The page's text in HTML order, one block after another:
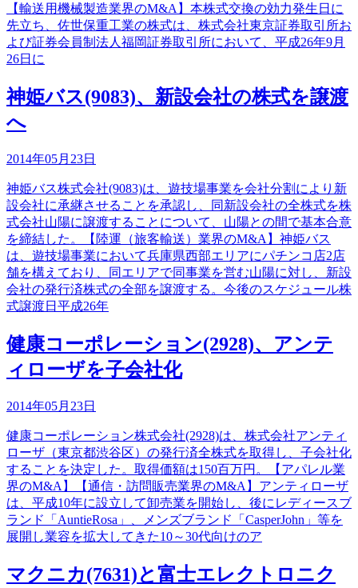
【輸送用機械製造業界のM&A】本株式交換の効力発生日に
先立ち、佐世保重工業の株式は、株式会社東京証券取引所お
よび証券会員制法人福岡証券取引所において、平成26年9月
26日に
神姫バス(9083)、新設会社の株式を譲渡
へ
2014年05月23日
神姫バス株式会社(9083)は、遊技場事業を会社分割により新
設会社に承継させることを承認し、同新設会社の全株式を株
式会社山陽に譲渡することについて、山陽との間で基本合意
を締結した。【陸運（旅客輸送）業界のM&A】神姫バス
は、遊技場事業において兵庫県西部エリアにパチンコ店2店
舗を構えており、同エリアで同事業を営む山陽に対し、新設
会社の発行済株式の全部を譲渡する。今後のスケジュール株
式譲渡日平成26年
健康コーポレーション(2928)、アンテ
ィローザを子会社化
2014年05月23日
健康コーポレーション株式会社(2928)は、株式会社アンティ
ローザ（東京都渋谷区）の発行済全株式を取得し、子会社化
することを決定した。取得価額は150百万円。【アパレル業
界のM&A】【通信・訪問販売業界のM&A】アンティローザ
は、平成10年に設立して卸売業を開始し、後にレディースブ
ランド「AuntieRosa」、メンズブランド「CasperJohn」等を
展開し業容を拡大してきた10～30代向けのア
マクニカ(7631)と富士エレクトロニク